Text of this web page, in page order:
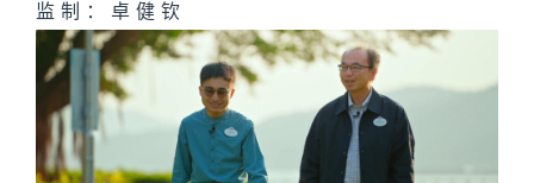
监制：卓健钦